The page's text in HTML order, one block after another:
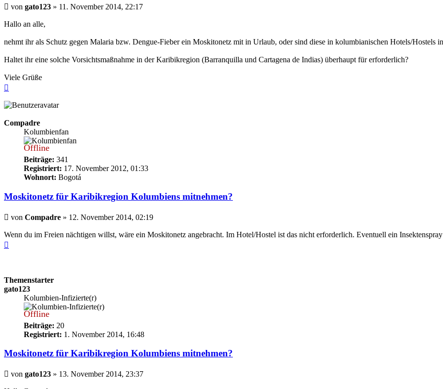
Beitrag
von gato123 » 11. November 2014, 22:17
Hallo an alle,
nehmt ihr als Schutz gegen Malaria bzw. Dengue-Fieber ein Moskitonetz mit in Urlaub, oder sind diese in kolumbianischen Hotels/Hostels
Haltet ihr eine solche Vorsichtsmaßnahme in der Karibikregion (Barranquilla und Cartagena de Indias) überhaupt für erforderlich?
Viele Grüße
Compadre
Kolumbienfan
Offline
Beiträge: 341
Registriert: 17. November 2012, 01:33
Wohnort: Bogotá
Moskitonetz für Karibikregion Kolumbiens mitnehmen?
Beitrag
von Compadre » 12. November 2014, 02:19
Wenn du im Freien nächtigen willst, wäre ein Moskitonetz angebracht. Im Hotel/Hostel ist das nicht erforderlich. Eventuell ein
Themenstarter
gato123
Kolumbien-Infizierte(r)
Offline
Beiträge: 20
Registriert: 1. November 2014, 16:48
Moskitonetz für Karibikregion Kolumbiens mitnehmen?
Beitrag
von gato123 » 13. November 2014, 23:37